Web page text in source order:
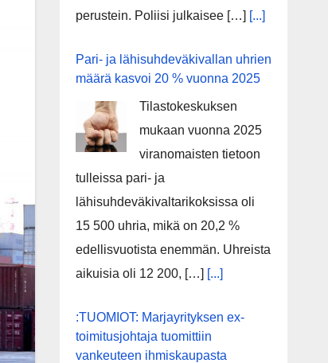
perustein. Poliisi julkaisee […] [...]
Pari- ja lähisuhdeväkivallan uhrien
määrä kasvoi 20 % vuonna 2025
Tilastokeskuksen
mukaan vuonna 2025
viranomaisten tietoon
tulleissa pari- ja
lähisuhdeväkivaltarikoksissa oli
15 500 uhria, mikä on 20,2 %
edellisvuotista enemmän. Uhreista
aikuisia oli 12 200, […] [...]
:TUOMIOT: Marjayrityksen ex-
toimitusjohtaja tuomittiin
vankeuteen ihmiskaupasta